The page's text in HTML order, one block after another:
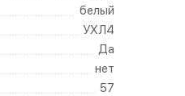
белый
УХЛ4
Да
нет
57